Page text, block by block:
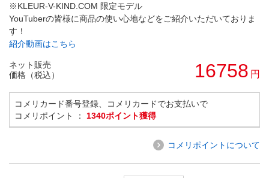
※KLEUR-V-KIND.COM 限定モデル
YouTuberの皆様に商品の使い心地などをご紹介いただいておりま
す！
紹介動画はこちら
ネット販売
価格（税込）
16758 円
コメリカード番号登録、コメリカードでお支払いで
コメリポイント ： 1340ポイント獲得
コメリポイントについて